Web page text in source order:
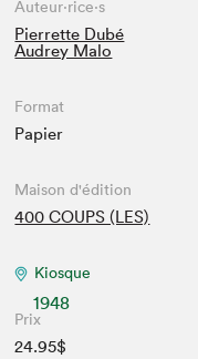
Auteur·rice·s
Pierrette Dubé
Audrey Malo
Format
Papier
Maison d'édition
400 COUPS (LES)
Kiosque
1948
Prix
24.95$